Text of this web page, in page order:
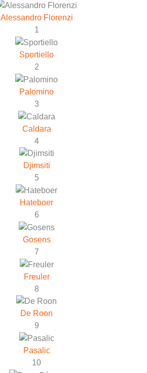
Alessandro Florenzi
1
Sportiello
2
Palomino
3
Caldara
4
Djimsiti
5
Hateboer
6
Gosens
7
Freuler
8
De Roon
9
Pasalic
10